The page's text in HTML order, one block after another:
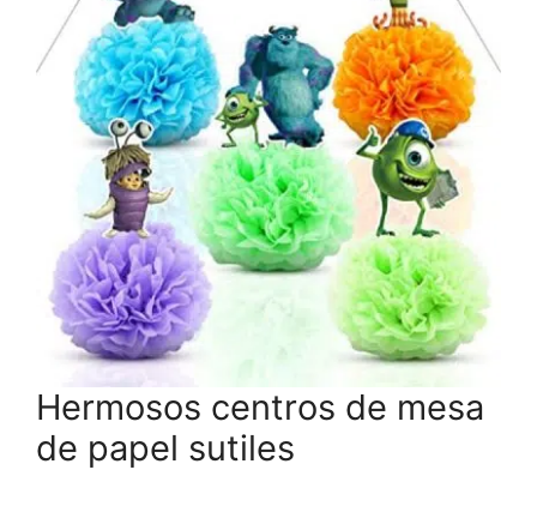
Hermosos centros de mesa
de papel sutiles